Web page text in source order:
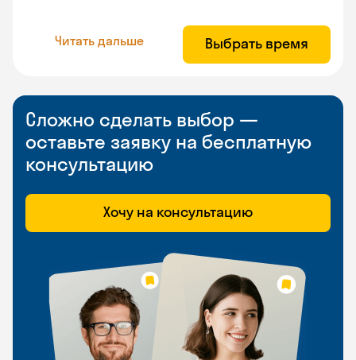
Читать дальше Выбрать время
Сложно сделать выбор —
оставьте заявку на бесплатную
консультацию
Хочу на консультацию